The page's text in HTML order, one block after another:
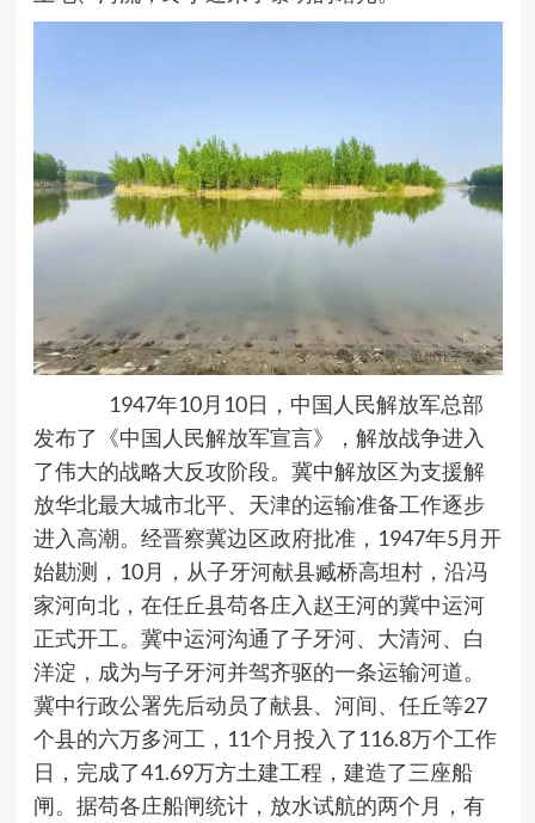
1947年10月10日，中国人民解放军总部
发布了《中国人民解放军宣言》，解放战争进入
了伟大的战略大反攻阶段。冀中解放区为支援解
放华北最大城市北平、天津的运输准备工作逐步
进入高潮。经晋察冀边区政府批准，1947年5月开
始勘测，10月，从子牙河献县臧桥高坦村，沿冯
家河向北，在任丘县苟各庄入赵王河的冀中运河
正式开工。冀中运河沟通了子牙河、大清河、白
洋淀，成为与子牙河并驾齐驱的一条运输河道。
冀中行政公署先后动员了献县、河间、任丘等27
个县的六万多河工，11个月投入了116.8万个工作
日，完成了41.69万方土建工程，建造了三座船
闸。据苟各庄船闸统计，放水试航的两个月，有